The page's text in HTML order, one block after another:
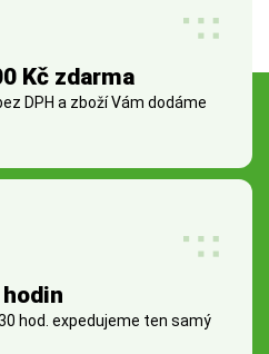
Kč zdarma
DPH a zboží Vám dodáme
hod. expedujeme ten samý